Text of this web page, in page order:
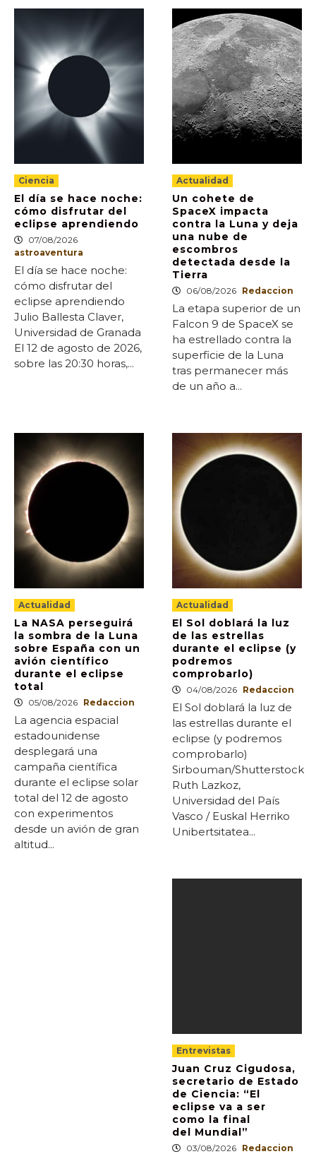
Ciencia
El día se hace noche:
cómo disfrutar del
eclipse aprendiendo
07/08/2026
astroaventura
El día se hace noche:
cómo disfrutar del
eclipse aprendiendo
Julio Ballesta Claver,
Universidad de Granada
El 12 de agosto de 2026,
sobre las 20:30 horas,...
Actualidad
Un cohete de
SpaceX impacta
contra la Luna y deja
una nube de
escombros
detectada desde la
Tierra
06/08/2026 Redaccion
La etapa superior de un
Falcon 9 de SpaceX se
ha estrellado contra la
superficie de la Luna
tras permanecer más
de un año a...
Actualidad
La NASA perseguirá
la sombra de la Luna
sobre España con un
avión científico
durante el eclipse
total
05/08/2026 Redaccion
La agencia espacial
estadounidense
desplegará una
campaña científica
durante el eclipse solar
total del 12 de agosto
con experimentos
desde un avión de gran
altitud...
Actualidad
El Sol doblará la luz
de las estrellas
durante el eclipse (y
podremos
comprobarlo)
04/08/2026 Redaccion
El Sol doblará la luz de
las estrellas durante el
eclipse (y podremos
comprobarlo)
Sirbouman/Shutterstock
Ruth Lazkoz,
Universidad del País
Vasco / Euskal Herriko
Unibertsitatea...
Entrevistas
Juan Cruz Cigudosa,
secretario de Estado
de Ciencia: “El
eclipse va a ser
como la final
del Mundial”
03/08/2026 Redaccion